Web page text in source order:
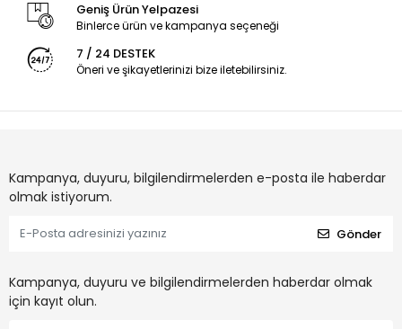
Geniş Ürün Yelpazesi
Binlerce ürün ve kampanya seçeneği
7 / 24 DESTEK
Öneri ve şikayetlerinizi bize iletebilirsiniz.
Kampanya, duyuru, bilgilendirmelerden e-posta ile haberdar
olmak istiyorum.
Gönder
Kampanya, duyuru ve bilgilendirmelerden haberdar olmak
için kayıt olun.